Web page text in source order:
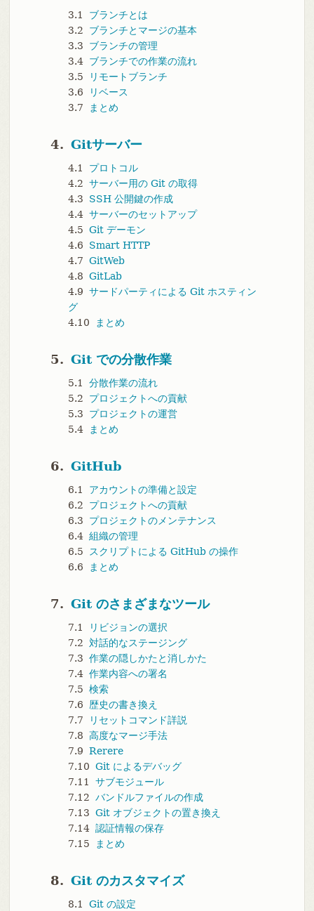
3.1
ブランチとは
3.2
ブランチとマージの基本
3.3
ブランチの管理
3.4 ブランチでの作業の流れ
3.5
リモートブランチ
3.6
リベース
3.7
まとめ
4. Gitサーバー
4.1
プロトコル
4.2 サーバー用の Git の取得
4.3
SSH 公開鍵の作成
4.4 サーバーのセットアップ
4.5 Git デーモン
4.6
Smart HTTP
4.7 GitWeb
4.8 GitLab
4.9 サードパーティによる Git ホスティン
グ
4.10
まとめ
5. Git での分散作業
5.1
分散作業の流れ
5.2
プロジェクトへの貢献
5.3
プロジェクトの運営
5.4
まとめ
6. GitHub
6.1
アカウントの準備と設定
6.2
プロジェクトへの貢献
6.3
プロジェクトのメンテナンス
6.4 組織の管理
6.5
スクリプトによる GitHub の操作
6.6
まとめ
7. Git のさまざまなツール
7.1
リビジョンの選択
7.2 対話的なステージング
7.3 作業の隠しかたと消しかた
7.4 作業内容への署名
7.5 検索
7.6
歴史の書き換え
7.7
リセットコマンド詳説
7.8 高度なマージ手法
7.9 Rerere
7.10 Git によるデバッグ
7.11
サブモジュール
7.12 バンドルファイルの作成
7.13 Git オブジェクトの置き換え
7.14 認証情報の保存
7.15
まとめ
8. Git のカスタマイズ
8.1
Git の設定